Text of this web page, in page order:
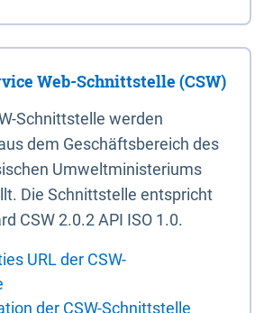
Web-Schnittstelle (CSW)
Schnittstelle werden
dem Geschäftsbereich des
Umweltministeriums
Die Schnittstelle entspricht
CSW 2.0.2 API ISO 1.0.
URL der CSW-
der CSW-Schnittstelle